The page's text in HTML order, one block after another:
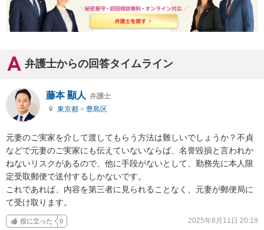
弁護士からの回答タイムライン
藤本 顯人 弁護士
東京都 > 豊島区
元妻のご実家を介して渡してもらう方法は難しいでしょうか？不貞
などで元妻のご実家にも伝えていないならば、名誉毀損と言われか
ねないリスクがあるので、他に手段がないとして、勤務先に本人限
定受取郵便で送付するしかないです。
これであれば、内容を第三者に見られることなく、元妻が郵便局に
て受け取ります。
役に立った 0 2025年8月11日 20:19